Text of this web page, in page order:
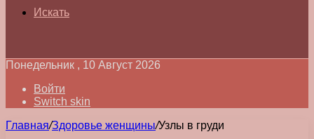
Искать
Понедельник , 10 Август 2026
Войти
Switch skin
Главная/Здоровье женщины/Узлы в груди